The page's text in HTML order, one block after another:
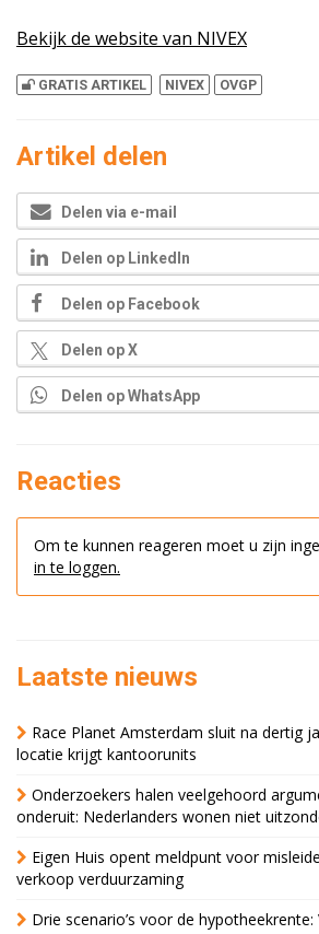
Bekijk de website van NIVEX
GRATIS ARTIKEL NIVEX OVGP
Artikel delen
Delen via e-mail
Delen op LinkedIn
Delen op Facebook
Delen op X
Delen op WhatsApp
Reacties
Om te kunnen reageren moet u zijn
in te loggen.
Laatste nieuws
Race Planet Amsterdam sluit na dertig
locatie krijgt kantoorunits
Onderzoekers halen veelgehoord
onderuit: Nederlanders wonen niet
Eigen Huis opent meldpunt voor
verkoop verduurzaming
Drie scenario’s voor de hypotheekrente: